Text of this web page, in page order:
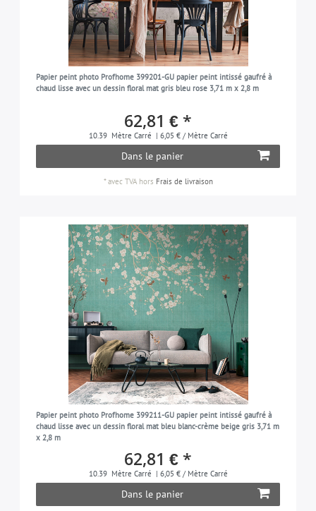
Papier peint photo Profhome 399201-GU papier peint intissé gaufré à
chaud lisse avec un dessin floral mat gris bleu rose 3,71 m x 2,8 m
62,81 € *
10.39 Mètre Carré | 6,05 € / Mètre Carré
Dans le panier
*avec TVAhors Frais de livraison
Papier peint photo Profhome 399211-GU papier peint intissé gaufré à
chaud lisse avec un dessin floral mat bleu blanc-crème beige gris 3,71 m
x 2,8 m
62,81 € *
10.39 Mètre Carré | 6,05 € / Mètre Carré
Dans le panier